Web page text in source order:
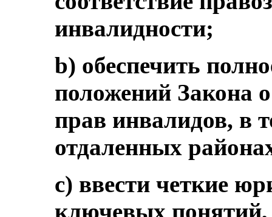
инвалидности;
b) обеспечить
положений Закона
прав инвалидов, в
отдаленных
c) ввести четкие
ключевых понятий,